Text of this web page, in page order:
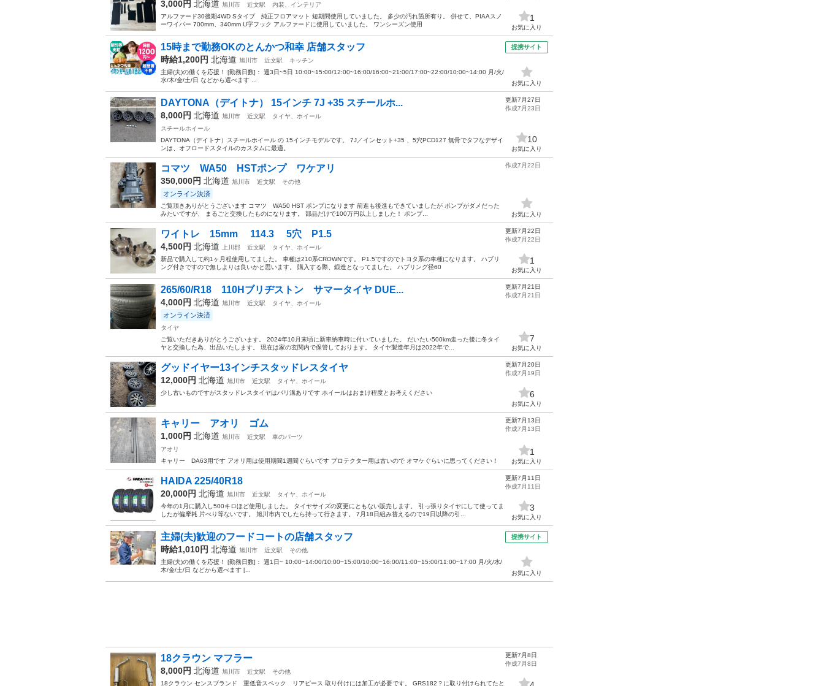
3,000円 北海道 旭川市 近文駅
内装、インテリア
アルファード30後期4WD Sタイプ 純正フロアマット 短期間使用していました。 多少の汚れ箇所有り。 併せて、PIAAスノ
ーワイパー 700mm、340mm U字フック アルファードに使用していました。 ワンシーズン使用
1
お気に入り
15時まで勤務OKのとんかつ和幸 店舗スタッフ
時給1,200円 北海道 旭川市 近文駅
キッチン
主婦(夫)の働くを応援！ [勤務日数]： 週3日~5日 10:00~15:00/12:00~16:00/16:00~21:00/17:00~22:00/10:00~14:00 月/火/
水/木/金/土/日 などから選べます ...
提携サイト
お気に入り
DAYTONA（デイトナ） 15インチ 7J +35 スチールホ...
8,000円 北海道 旭川市 近文駅
タイヤ、ホイール
スチールホイール
DAYTONA（デイトナ）スチールホイール の 15インチモデルです。 7J／インセット+35 、5穴PCD127 無骨でタフなデザイ
ンは、オフロードスタイルのカスタムに最適。
更新7月27日
作成7月23日
10
お気に入り
コマツ WA50 HSTポンプ ワケアリ
350,000円 北海道 旭川市 近文駅 その他
オンライン決済
ご覧頂きありがとうございます コマツ WA50 HST ポンプになります 前進も後進もできていましたが ポンプがダメだった
みたいですが、 まるごと交換したものになります。 部品だけで100万円以上しました！ ポンプ...
作成7月22日
お気に入り
ワイトレ 15mm 114.3 5穴 P1.5
4,500円 北海道 上川郡 近文駅
タイヤ、ホイール
新品で購入して約1ヶ月程使用してました。 車種は210系CROWNです。 P1.5ですのでトヨタ系の車種になります。 ハブリ
ング付きですので無しよりは良いかと思います。 購入する際、鍛造となってました。 ハブリング径60
更新7月22日
作成7月22日
1
お気に入り
265/60/R18 110Hブリヂストン サマータイヤ DUE...
4,000円 北海道 旭川市 近文駅 タイヤ、ホイール
オンライン決済
タイヤ
ご覧いただきありがとうございます。 2024年10月末頃に新車納車時に付いていました。 だいたい500km走った後に冬タイ
ヤと交換した為、出品いたします。 現在は家の玄関内で保管しております。 タイヤ製造年月は2022年で...
更新7月21日
作成7月21日
7
お気に入り
グッドイヤー13インチスタッドレスタイヤ
12,000円 北海道 旭川市 近文駅
タイヤ、ホイール
少し古いものですがスタッドレスタイヤはバリ溝ありです ホイールはおまけ程度とお考えください
更新7月20日
作成7月19日
6
お気に入り
キャリー アオリ ゴム
1,000円 北海道 旭川市 近文駅
車のパーツ
アオリ
キャリー DA63用です アオリ用は使用期間1週間ぐらいです プロテクター用は古いので オマケぐらいに思ってください！
更新7月13日
作成7月13日
1
お気に入り
HAIDA 225/40R18
20,000円 北海道 旭川市 近文駅
タイヤ、ホイール
今年の1月に購入し500キロほど使用しました。 タイヤサイズの変更にともない販売します。 引っ張りタイヤにして使ってま
したが偏摩耗 片べり等ないです。 旭川市内でしたら持って行きます。 7月18日組み替えるので19日以降の引...
更新7月11日
作成7月11日
3
お気に入り
主婦(夫)歓迎のフードコートの店舗スタッフ
時給1,010円 北海道 旭川市 近文駅
その他
主婦(夫)の働くを応援！ [勤務日数]： 週1日~ 10:00~14:00/10:00~15:00/10:00~16:00/11:00~15:00/11:00~17:00 月/火/水/
木/金/土/日 などから選べます [...
提携サイト
お気に入り
18クラウン マフラー
8,000円 北海道 旭川市 近文駅
その他
18クラウン センスブランド 重低音スペック リアピース 取り付けには加工が必要です。 GRS182？に取り付けられてたと
更新7月8日
作成7月8日